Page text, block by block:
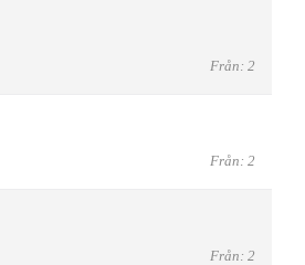
Från: 2
Från: 2
Från: 2